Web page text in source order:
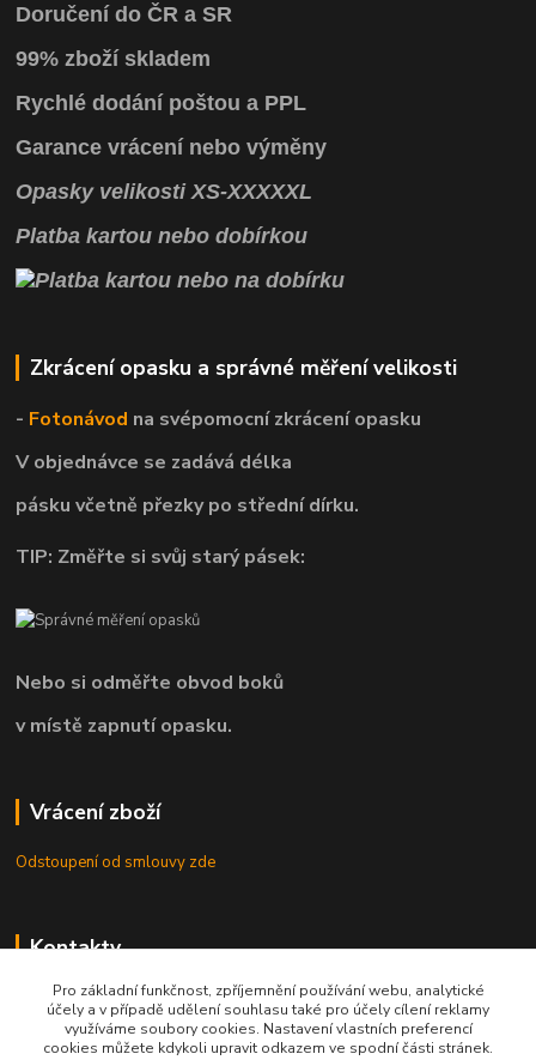
Doručení do ČR a SR
99% zboží skladem
Rychlé dodání poštou a PPL
Garance vrácenínebo výměny
OpaskyvelikostiXS-XXXXXL
Platba kartou nebo dobírkou
Zkrácení opasku a správné měření velikosti
- Fotonávod na svépomocnízkrácení opasku
V objednávce se zadává délka
pásku včetně přezky po střední dírku.
TIP: Změřte si svůj starý pásek:
Nebo si odměřte obvod boků
v místě zapnutí opasku.
Vrácení zboží
Odstoupení od smlouvy zde
Kontakty
8.00 - 22.00 / info@opasky.biz
Pro základní funkčnost, zpříjemnění používání webu, analytické
účely a v případě udělení souhlasu také pro účely cílení reklamy
využíváme soubory cookies. Nastavení vlastních preferencí
cookies můžete kdykoli upravit odkazem ve spodní části stránek.